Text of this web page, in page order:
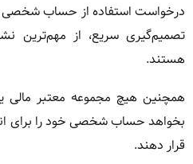
درخواست استفاده از حساب شخصی
تصمیم‌گیری سریع، از مهم‌ترین
هستند.
همچنین هیچ مجموعه معتبر مالی
بخواهد حساب شخصی خود را برای
قرار دهند.